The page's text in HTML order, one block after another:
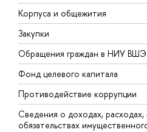
Корпуса и общежития
Закупки
Обращения граждан в НИУ ВШЭ
Фонд целевого капитала
Противодействие коррупции
Сведения о доходах,
обязательствах